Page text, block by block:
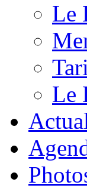
Le
Le